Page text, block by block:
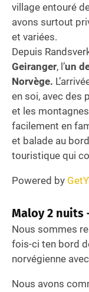
village entouré
avons surtout
et variées.
Depuis
Geiranger, l’un
Norvège.
en soi, avec des
et les
facilement en
et balade au
touristique qui
Powered by
Maloy2 nuits
Nous sommes
fois-ci ten bord
norvégienne
Nous avons